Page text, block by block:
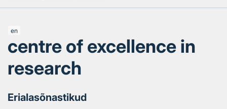
en
centre of excellence in
research
Erialasõnastikud